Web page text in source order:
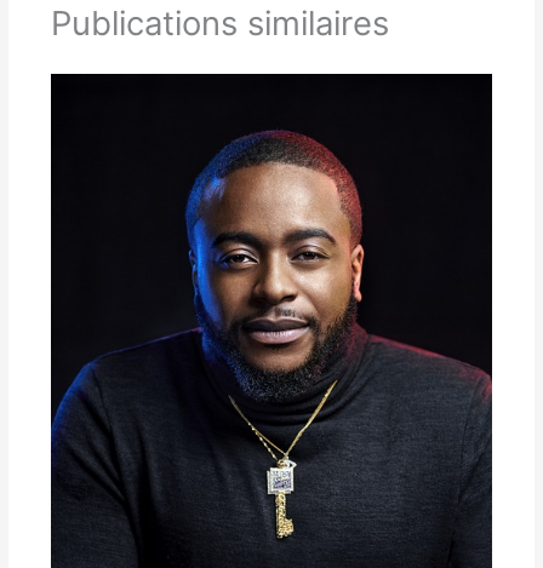
Publications similaires